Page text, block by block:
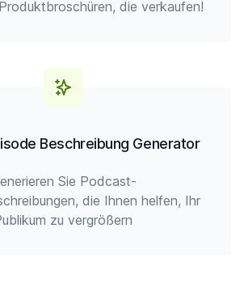
die verkaufen!
Beschreibung Generator
Sie Podcast-
die Ihnen helfen, Ihr
zu vergrößern